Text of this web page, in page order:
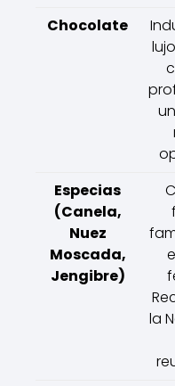
Chocolate
Especias
(Canela,
Nuez
Moscada,
Jengibre)
la